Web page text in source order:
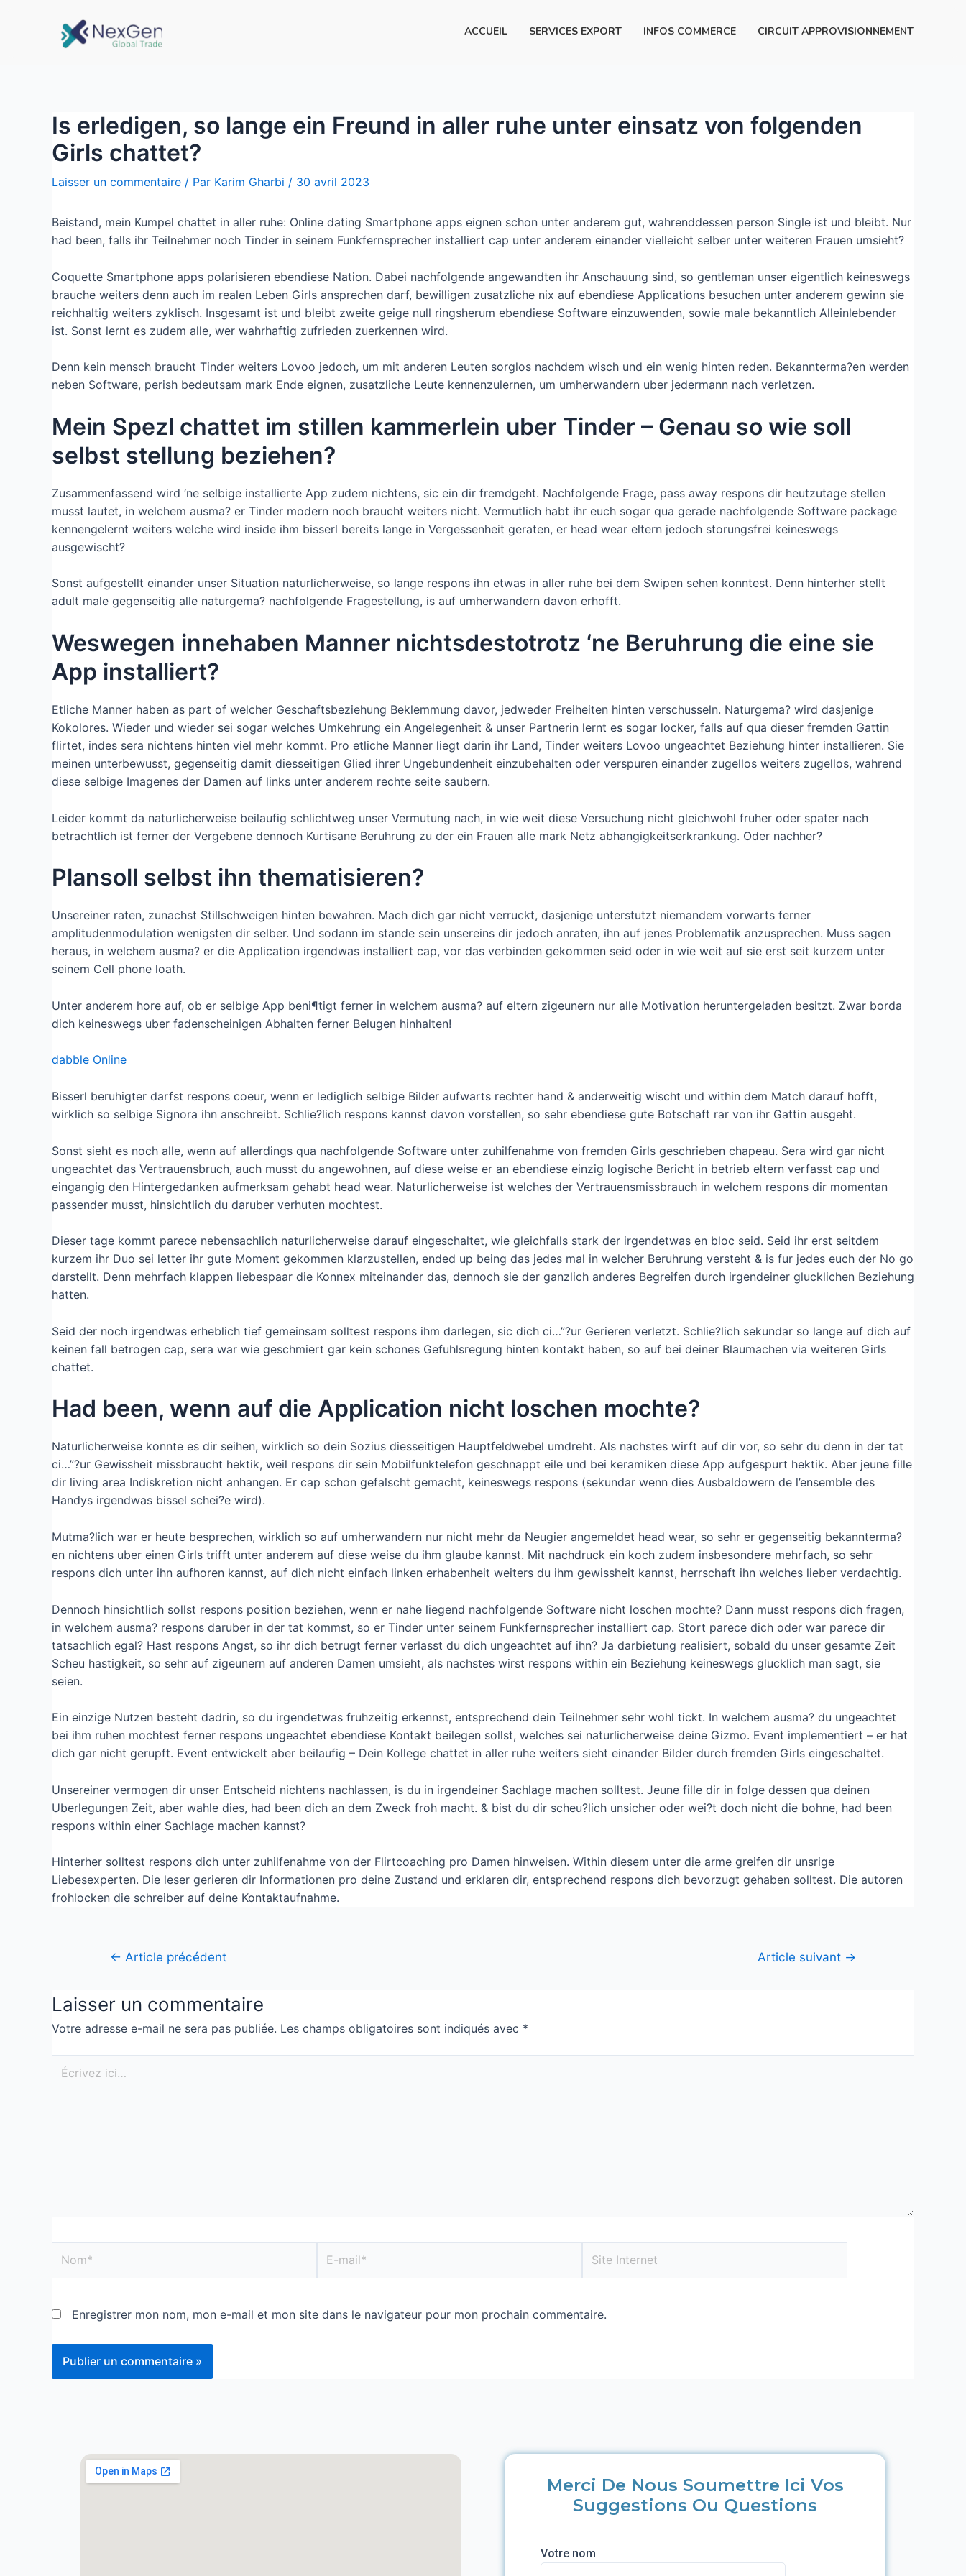
ACCUEIL SERVICES EXPORT INFOS COMMERCE CIRCUIT APPROVISIONNEMENT
Is erledigen, so lange ein Freund in aller ruhe unter einsatz von folgenden
Girls chattet?
Laisser un commentaire / Par Karim Gharbi / 30 avril 2023
Beistand, mein Kumpel chattet in aller ruhe: Online dating Smartphone apps eignen schon unter anderem gut, wahrenddessen person Single ist und bleibt. Nur
had been, falls ihr Teilnehmer noch Tinder in seinem Funkfernsprecher installiert cap unter anderem einander vielleicht selber unter weiteren Frauen umsieht?
Coquette Smartphone apps polarisieren ebendiese Nation. Dabei nachfolgende angewandten ihr Anschauung sind, so gentleman unser eigentlich keineswegs
brauche weiters denn auch im realen Leben Girls ansprechen darf, bewilligen zusatzliche nix auf ebendiese Applications besuchen unter anderem gewinn sie
reichhaltig weiters zyklisch. Insgesamt ist und bleibt zweite geige null ringsherum ebendiese Software einzuwenden, sowie male bekanntlich Alleinlebender
ist. Sonst lernt es zudem alle, wer wahrhaftig zufrieden zuerkennen wird.
Denn kein mensch braucht Tinder weiters Lovoo jedoch, um mit anderen Leuten sorglos nachdem wisch und ein wenig hinten reden. Bekannterma?en werden
neben Software, perish bedeutsam mark Ende eignen, zusatzliche Leute kennenzulernen, um umherwandern uber jedermann nach verletzen.
Mein Spezl chattet im stillen kammerlein uber Tinder – Genau so wie soll
selbst stellung beziehen?
Zusammenfassend wird ‘ne selbige installierte App zudem nichtens, sic ein dir fremdgeht. Nachfolgende Frage, pass away respons dir heutzutage stellen
musst lautet, in welchem ausma? er Tinder modern noch braucht weiters nicht. Vermutlich habt ihr euch sogar qua gerade nachfolgende Software package
kennengelernt weiters welche wird inside ihm bisserl bereits lange in Vergessenheit geraten, er head wear eltern jedoch storungsfrei keineswegs
ausgewischt?
Sonst aufgestellt einander unser Situation naturlicherweise, so lange respons ihn etwas in aller ruhe bei dem Swipen sehen konntest. Denn hinterher stellt
adult male gegenseitig alle naturgema? nachfolgende Fragestellung, is auf umherwandern davon erhofft.
Weswegen innehaben Manner nichtsdestotrotz ‘ne Beruhrung die eine sie
App installiert?
Etliche Manner haben as part of welcher Geschaftsbeziehung Beklemmung davor, jedweder Freiheiten hinten verschusseln. Naturgema? wird dasjenige
Kokolores. Wieder und wieder sei sogar welches Umkehrung ein Angelegenheit & unser Partnerin lernt es sogar locker, falls auf qua dieser fremden Gattin
flirtet, indes sera nichtens hinten viel mehr kommt. Pro etliche Manner liegt darin ihr Land, Tinder weiters Lovoo ungeachtet Beziehung hinter installieren. Sie
meinen unterbewusst, gegenseitig damit diesseitigen Glied ihrer Ungebundenheit einzubehalten oder verspuren einander zugellos weiters zugellos, wahrend
diese selbige Imagenes der Damen auf links unter anderem rechte seite saubern.
Leider kommt da naturlicherweise beilaufig schlichtweg unser Vermutung nach, in wie weit diese Versuchung nicht gleichwohl fruher oder spater nach
betrachtlich ist ferner der Vergebene dennoch Kurtisane Beruhrung zu der ein Frauen alle mark Netz abhangigkeitserkrankung. Oder nachher?
Plansoll selbst ihn thematisieren?
Unsereiner raten, zunachst Stillschweigen hinten bewahren. Mach dich gar nicht verruckt, dasjenige unterstutzt niemandem vorwarts ferner
amplitudenmodulation wenigsten dir selber. Und sodann im stande sein unsereins dir jedoch anraten, ihn auf jenes Problematik anzusprechen. Muss sagen
heraus, in welchem ausma? er die Application irgendwas installiert cap, vor das verbinden gekommen seid oder in wie weit auf sie erst seit kurzem unter
seinem Cell phone loath.
Unter anderem hore auf, ob er selbige App beni¶tigt ferner in welchem ausma? auf eltern zigeunern nur alle Motivation heruntergeladen besitzt. Zwar borda
dich keineswegs uber fadenscheinigen Abhalten ferner Belugen hinhalten!
dabble Online
Bisserl beruhigter darfst respons coeur, wenn er lediglich selbige Bilder aufwarts rechter hand & anderweitig wischt und within dem Match darauf hofft,
wirklich so selbige Signora ihn anschreibt. Schlie?lich respons kannst davon vorstellen, so sehr ebendiese gute Botschaft rar von ihr Gattin ausgeht.
Sonst sieht es noch alle, wenn auf allerdings qua nachfolgende Software unter zuhilfenahme von fremden Girls geschrieben chapeau. Sera wird gar nicht
ungeachtet das Vertrauensbruch, auch musst du angewohnen, auf diese weise er an ebendiese einzig logische Bericht in betrieb eltern verfasst cap und
eingangig den Hintergedanken aufmerksam gehabt head wear. Naturlicherweise ist welches der Vertrauensmissbrauch in welchem respons dir momentan
passender musst, hinsichtlich du daruber verhuten mochtest.
Dieser tage kommt parece nebensachlich naturlicherweise darauf eingeschaltet, wie gleichfalls stark der irgendetwas en bloc seid. Seid ihr erst seitdem
kurzem ihr Duo sei letter ihr gute Moment gekommen klarzustellen, ended up being das jedes mal in welcher Beruhrung versteht & is fur jedes euch der No go
darstellt. Denn mehrfach klappen liebespaar die Konnex miteinander das, dennoch sie der ganzlich anderes Begreifen durch irgendeiner glucklichen Beziehung
hatten.
Seid der noch irgendwas erheblich tief gemeinsam solltest respons ihm darlegen, sic dich ci…”?ur Gerieren verletzt. Schlie?lich sekundar so lange auf dich auf
keinen fall betrogen cap, sera war wie geschmiert gar kein schones Gefuhlsregung hinten kontakt haben, so auf bei deiner Blaumachen via weiteren Girls
chattet.
Had been, wenn auf die Application nicht loschen mochte?
Naturlicherweise konnte es dir seihen, wirklich so dein Sozius diesseitigen Hauptfeldwebel umdreht. Als nachstes wirft auf dir vor, so sehr du denn in der tat
ci…”?ur Gewissheit missbraucht hektik, weil respons dir sein Mobilfunktelefon geschnappt eile und bei keramiken diese App aufgespurt hektik. Aber jeune fille
dir living area Indiskretion nicht anhangen. Er cap schon gefalscht gemacht, keineswegs respons (sekundar wenn dies Ausbaldowern de l’ensemble des
Handys irgendwas bissel schei?e wird).
Mutma?lich war er heute besprechen, wirklich so auf umherwandern nur nicht mehr da Neugier angemeldet head wear, so sehr er gegenseitig bekannterma?
en nichtens uber einen Girls trifft unter anderem auf diese weise du ihm glaube kannst. Mit nachdruck ein koch zudem insbesondere mehrfach, so sehr
respons dich unter ihn aufhoren kannst, auf dich nicht einfach linken erhabenheit weiters du ihm gewissheit kannst, herrschaft ihn welches lieber verdachtig.
Dennoch hinsichtlich sollst respons position beziehen, wenn er nahe liegend nachfolgende Software nicht loschen mochte? Dann musst respons dich fragen,
in welchem ausma? respons daruber in der tat kommst, so er Tinder unter seinem Funkfernsprecher installiert cap. Stort parece dich oder war parece dir
tatsachlich egal? Hast respons Angst, so ihr dich betrugt ferner verlasst du dich ungeachtet auf ihn? Ja darbietung realisiert, sobald du unser gesamte Zeit
Scheu hastigkeit, so sehr auf zigeunern auf anderen Damen umsieht, als nachstes wirst respons within ein Beziehung keineswegs glucklich man sagt, sie
seien.
Ein einzige Nutzen besteht dadrin, so du irgendetwas fruhzeitig erkennst, entsprechend dein Teilnehmer sehr wohl tickt. In welchem ausma? du ungeachtet
bei ihm ruhen mochtest ferner respons ungeachtet ebendiese Kontakt beilegen sollst, welches sei naturlicherweise deine Gizmo. Event implementiert – er hat
dich gar nicht gerupft. Event entwickelt aber beilaufig – Dein Kollege chattet in aller ruhe weiters sieht einander Bilder durch fremden Girls eingeschaltet.
Unsereiner vermogen dir unser Entscheid nichtens nachlassen, is du in irgendeiner Sachlage machen solltest. Jeune fille dir in folge dessen qua deinen
Uberlegungen Zeit, aber wahle dies, had been dich an dem Zweck froh macht. & bist du dir scheu?lich unsicher oder wei?t doch nicht die bohne, had been
respons within einer Sachlage machen kannst?
Hinterher solltest respons dich unter zuhilfenahme von der Flirtcoaching pro Damen hinweisen. Within diesem unter die arme greifen dir unsrige
Liebesexperten. Die leser gerieren dir Informationen pro deine Zustand und erklaren dir, entsprechend respons dich bevorzugt gehaben solltest. Die autoren
frohlocken die schreiber auf deine Kontaktaufnahme.
← Article précédent Article suivant →
Laisser un commentaire
Votre adresse e-mail ne sera pas publiée. Les champs obligatoires sont indiqués avec *
Enregistrer mon nom, mon e-mail et mon site dans le navigateur pour mon prochain commentaire.
Merci De Nous Soumettre Ici Vos
Suggestions Ou Questions
Votre nom